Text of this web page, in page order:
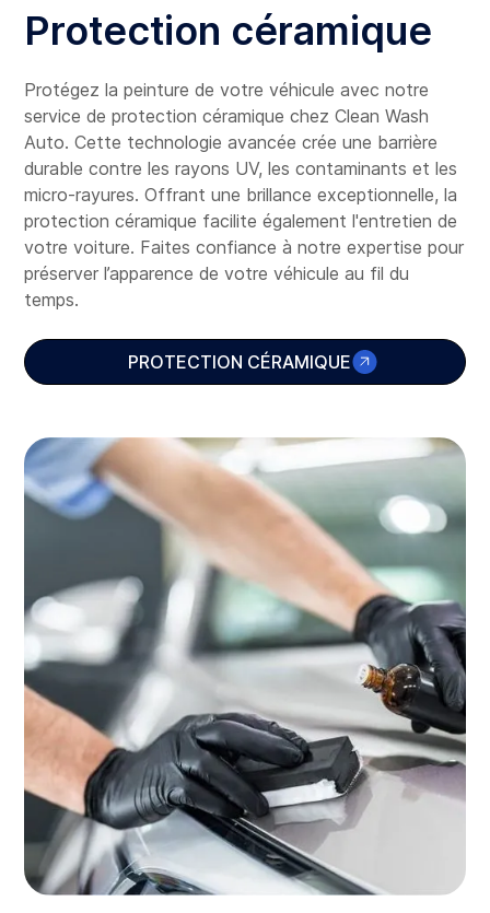
Protection céramique
Protégez la peinture de votre véhicule avec notre
service de protection céramique chez Clean Wash
Auto. Cette technologie avancée crée une barrière
durable contre les rayons UV, les contaminants et les
micro-rayures. Offrant une brillance exceptionnelle, la
protection céramique facilite également l'entretien de
votre voiture. Faites confiance à notre expertise pour
préserver l’apparence de votre véhicule au fil du
temps.
PROTECTION CÉRAMIQUE